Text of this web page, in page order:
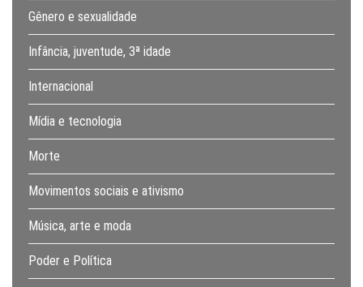
Gênero e sexualidade
Infância, juventude, 3ª idade
Internacional
Mídia e tecnologia
Morte
Movimentos sociais e ativismo
Música, arte e moda
Poder e Política